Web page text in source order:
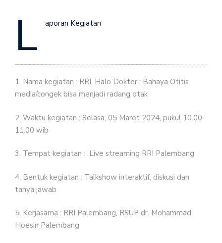
L aporan Kegiatan
1. Nama kegiatan : RRI, Halo Dokter : Bahaya Otitis
media/congek bisa menjadi radang otak
2. Waktu kegiatan : Selasa, 05 Maret 2024, pukul 10.00-
11.00 wib
3. Tempat kegiatan : Live streaming RRI Palembang
4. Bentuk kegiatan : Talkshow interaktif, diskusi dan
tanya jawab
5. Kerjasama : RRI Palembang, RSUP dr. Mohammad
Hoesin Palembang